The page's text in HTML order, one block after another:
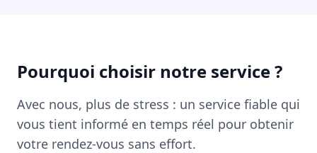
Pourquoi choisir notre service ?
Avec nous, plus de stress : un service fiable qui
vous tient informé en temps réel pour obtenir
votre rendez-vous sans effort.